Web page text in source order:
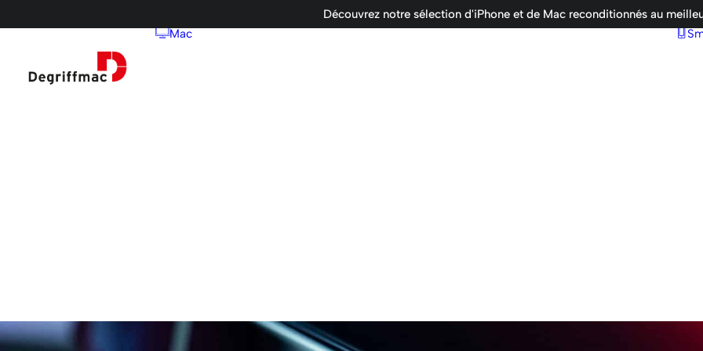
Découvrez notre sélection d'iPhone et de Mac reconditionnés au
Mac